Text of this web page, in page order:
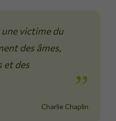
victime du
des âmes,
et des
Charlie Chaplin